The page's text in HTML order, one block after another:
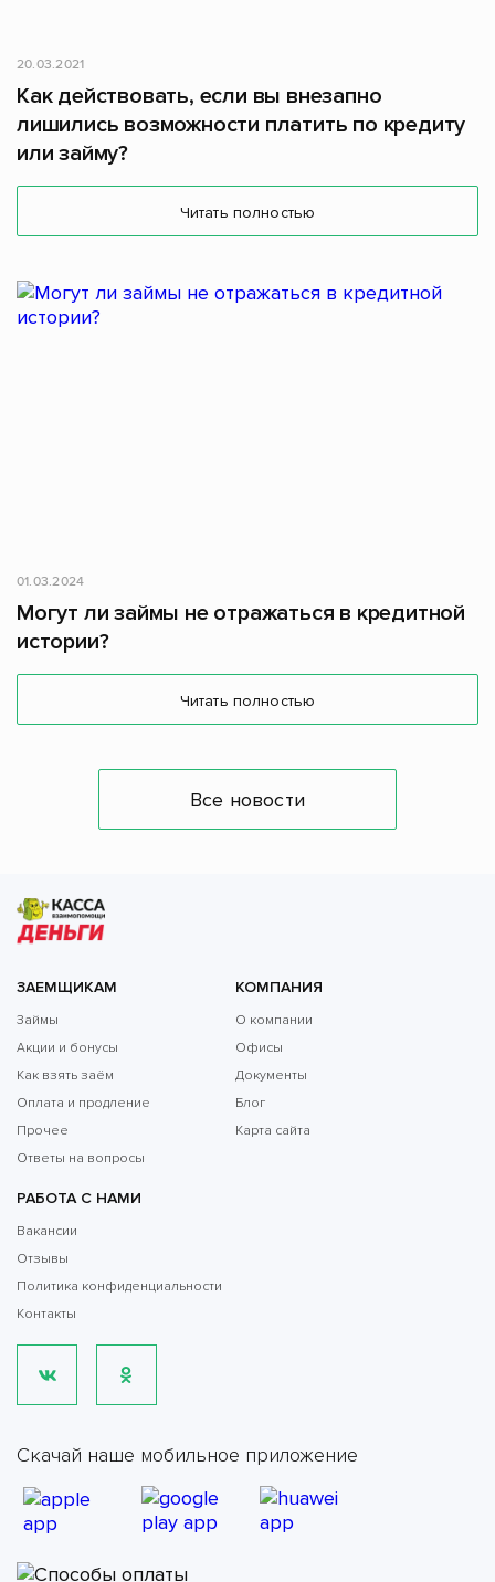
20.03.2021
Как действовать, если вы внезапно
лишились возможности платить по кредиту
или займу?
Читать полностью
01.03.2024
Могут ли займы не отражаться в кредитной
истории?
Читать полностью
Все новости
ЗАЕМЩИКАМ
Займы
Акции и бонусы
Как взять заём
Оплата и продление
Прочее
Ответы на вопросы
КОМПАНИЯ
О компании
Офисы
Документы
Блог
Карта сайта
РАБОТА С НАМИ
Вакансии
Отзывы
Политика конфиденциальности
Контакты
Скачай наше мобильное приложение